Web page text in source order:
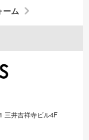
ーム
三井吉祥寺ビル4F